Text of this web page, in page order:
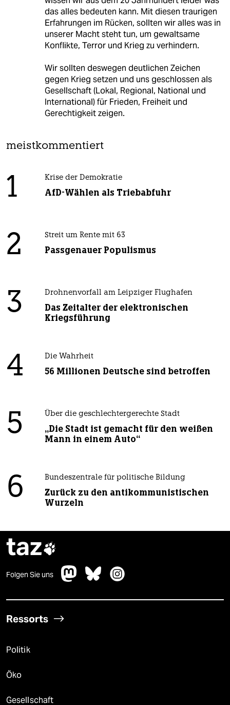
das alles bedeuten kann. Mit diesen traurigen
Erfahrungen im Rücken, sollten wir alles was in
unserer Macht steht tun, um gewaltsame
Konflikte, Terror und Krieg zu verhindern.
Wir sollten deswegen deutlichen Zeichen
gegen Krieg setzen und uns geschlossen als
Gesellschaft (Lokal, Regional, National und
International) für Frieden, Freiheit und
Gerechtigkeit zeigen.
meistkommentiert
1 Krise der Demokratie
AfD-Wählen als Triebabfuhr
2 Streit um Rente mit 63
Passgenauer Populismus
3 Drohnenvorfall am Leipziger Flughafen
Das Zeitalter der elektronischen
Kriegsführung
4 Die Wahrheit
56 Millionen Deutsche sind betroffen
5 Über die geschlechtergerechte Stadt
„Die Stadt ist gemacht für den weißen
Mann in einem Auto“
6 Bundeszentrale für politische Bildung
Zurück zu den antikommunistischen
Wurzeln
taz
Folgen Sie uns
Ressorts
Politik
Öko
Gesellschaft